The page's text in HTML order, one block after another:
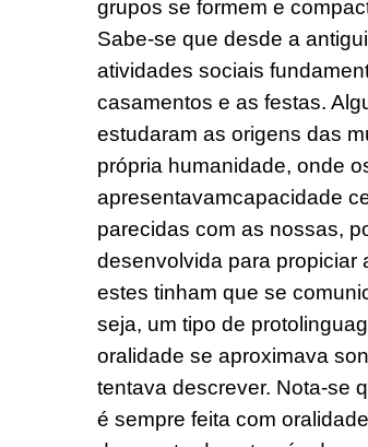
grupos se formem e
Sabe-se que desde a
atividades sociais
casamentos e as festas.
estudaram as origens das
própria humanidade, onde o
apresentavamcapacidade
parecidas com as nossas,
desenvolvida para propiciar
estes tinham que se
seja, um tipo de
oralidade se aproximava
tentava descrever. Nota-se
é sempre feita com